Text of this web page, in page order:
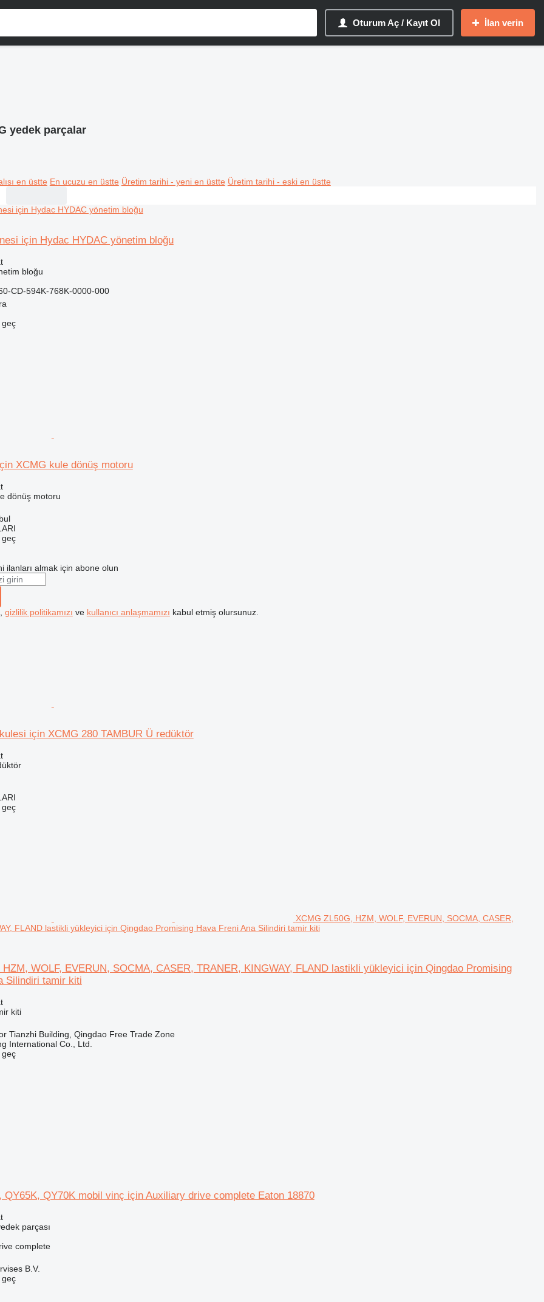
Oturum Aç / Kayıt Ol İlan verin
yedek parçalar
en üstte En ucuzu en üstte Üretim tarihi - yeni en üstte Üretim tarihi - eski en üstte
için Hydac HYDAC yönetim bloğu
bloğu
CD-594K-768K-0000-000
geç
XCMG kule dönüş motoru
dönüş motoru
geç
ilanları almak için abone olun
gizlilik politikamızı ve kullanıcı anlaşmamızı kabul etmiş olursunuz.
için XCMG 280 TAMBUR Ü redüktör
geç
XCMG ZL50G, HZM, WOLF, EVERUN, SOCMA, CASER,
FLAND lastikli yükleyici için Qingdao Promising Hava Freni Ana Silindiri tamir kiti
WOLF, EVERUN, SOCMA, CASER, TRANER, KINGWAY, FLAND lastikli yükleyici için Qingdao Promising
Silindiri tamir kiti
kiti
Tianzhi Building, Qingdao Free Trade Zone
International Co., Ltd.
geç
QY65K, QY70K mobil vinç için Auxiliary drive complete Eaton 18870
parçası
complete
B.V.
geç